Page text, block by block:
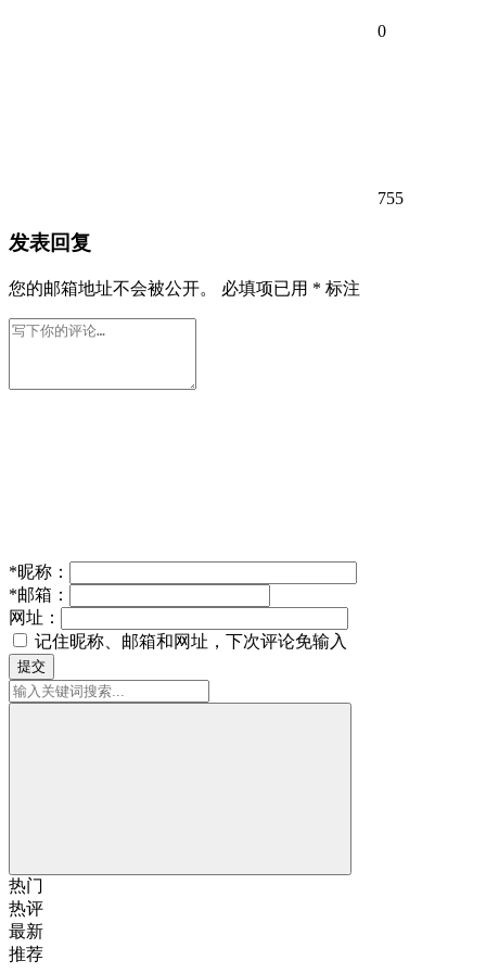
0
755
发表回复
您的邮箱地址不会被公开。 必填项已用 * 标注
*昵称：
*邮箱：
网址：
记住昵称、邮箱和网址，下次评论免输入
提交
热门
热评
最新
推荐